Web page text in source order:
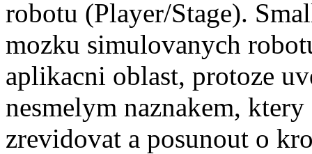
robotu (Player/Stage).
mozku simulovanych
aplikacni oblast, protoze
nesmelym naznakem,
zrevidovat a posunout o